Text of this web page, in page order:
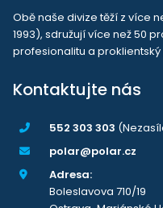
Obě naše divize těží z více
1993), sdružují více než 50
profesionalitu a proklientský
Kontaktujte nás
552 303 303
polar@polar.cz
Adresa:
Boleslavova 710/19